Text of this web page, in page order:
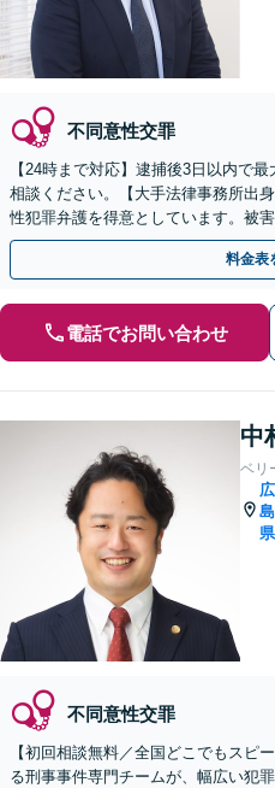
不同意性交罪
【24時まで対応】逮捕後3日以内で
相談ください。【大手法律事務所出
性犯罪弁護を得意としています。被
談交渉。少年犯罪／違法薬物／詐欺
料金表
電話でお問い合わせ
中
ベリ
広
島
県
不同意性交罪
【初回相談無料／全国どこでもスピ
る刑事事件専門チームが、幅広い犯